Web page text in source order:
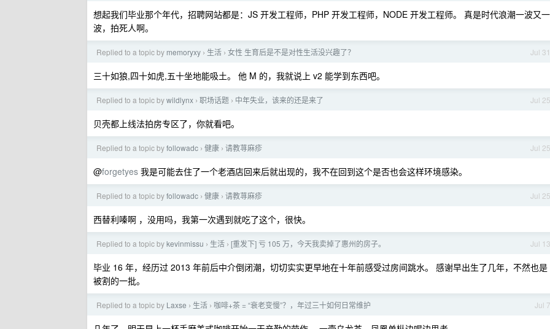
想起我们毕业那个年代，招聘网站都是：JS 开发工程师，PHP 开发工程师，NODE 开发工程师。 真是时代浪潮一波又一
波，拍死人啊。
Jul 31
Replied to a topic by memoryxy › 生活 › 女性 生育后是不是对性生活没兴趣了？
三十如狼,四十如虎,五十坐地能吸土。 他 M 的，我就说上 v2 能学到东西吧。
Jul 25
Replied to a topic bywildlynx › 职场话题 › 中年失业，该来的还是来了
贝壳都上线法拍房专区了，你就看吧。
Jul 25
Replied to a topic byfollowadc › 健康 › 请教荨麻疹
@forgetyes 我是可能去住了一个老酒店回来后就出现的，我不在回到这个是否也会这样环境感染。
Jul 25
Replied to a topic byfollowadc › 健康 › 请教荨麻疹
西替利嗪啊 ，没用吗，我第一次遇到就吃了这个，很快。
Jul 13
Replied to a topic bykevinmissu › 生活 › [重发下] 亏 105 万，今天我卖掉了惠州的房子。
毕业 16 年，经历过 2013 年前后中介倒闭潮，切切实实更早地在十年前感受过房间跳水。 感谢早出生了几年，不然也是
被割的一批。
Jul 7
Replied to a topic by Laxse › 生活 › 咖啡+茶 = “衰老变慢”？，年过三十如何日常维护